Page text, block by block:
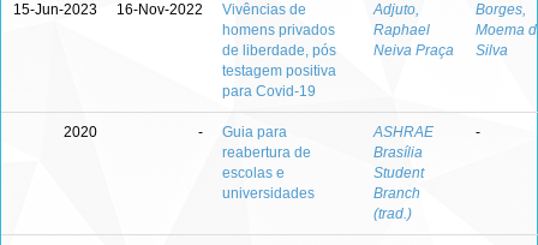
15-Jun-2023 16-Nov-2022
Vivências de
homens privados
de liberdade, pós
testagem positiva
para Covid-19
Adjuto,
Raphael
Neiva Praça
Borges,
Moema
Silva
2020 -
Guia para
reabertura de
escolas e
universidades
ASHRAE
Brasília
Student
Branch
(trad.)
-